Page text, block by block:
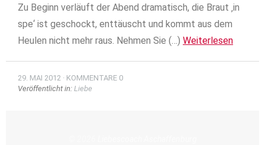
Zu Beginn verläuft der Abend dramatisch, die Braut ‚in
spe‘ ist geschockt, enttäuscht und kommt aus dem
Heulen nicht mehr raus. Nehmen Sie (…) Weiterlesen
29. MAI 2012
KOMMENTARE 0
Veröffentlicht in: Liebe